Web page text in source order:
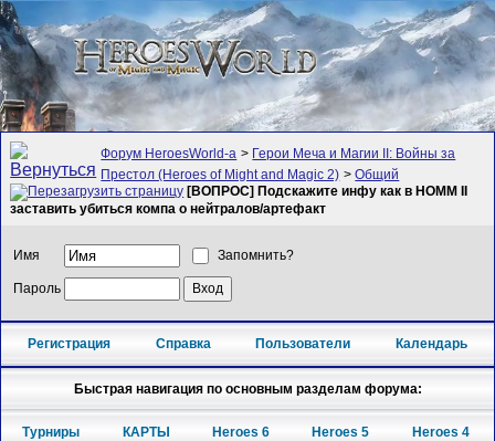
Форум HeroesWorld-а > Герои Меча и Магии II: Войны за
Престол (Heroes of Might and Magic 2) >Общий
[ВОПРОС] Подскажите инфу как в HOMM II
заставить убиться компа о нейтралов/артефакт
Имя Запомнить?
Пароль
Регистрация Справка Пользователи Календарь
Быстрая навигация по основным разделам форума:
Турниры КАРТЫ Heroes 6 Heroes 5 Heroes 4